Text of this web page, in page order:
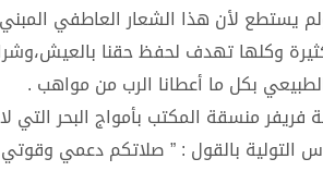
يستطع لأن هذا الشعار العاطفي
وكلها تهدف لحفظ حقنا
بكل ما أعطانا الرب من مواهب .
منسقة المكتب بأمواج البحر التي
التولية بالقول : ” صلاتكم دعمي وقوتي